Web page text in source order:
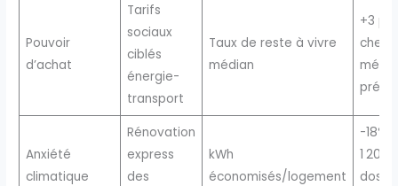
Pouvoir
d’achat
Tarifs
sociaux
ciblés
énergie-
transport
Taux de reste à vivre
médian
+3
chez
Anxiété
climatique
Rénovation
express
des
kWh
économisés/logement
-18%
1 200